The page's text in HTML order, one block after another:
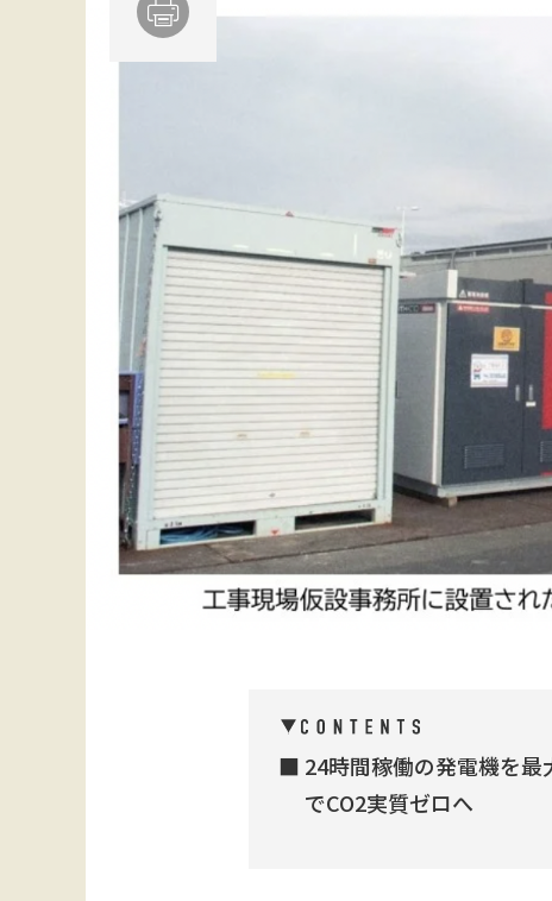
24時間稼働の発電機を
でCO2実質ゼロへ